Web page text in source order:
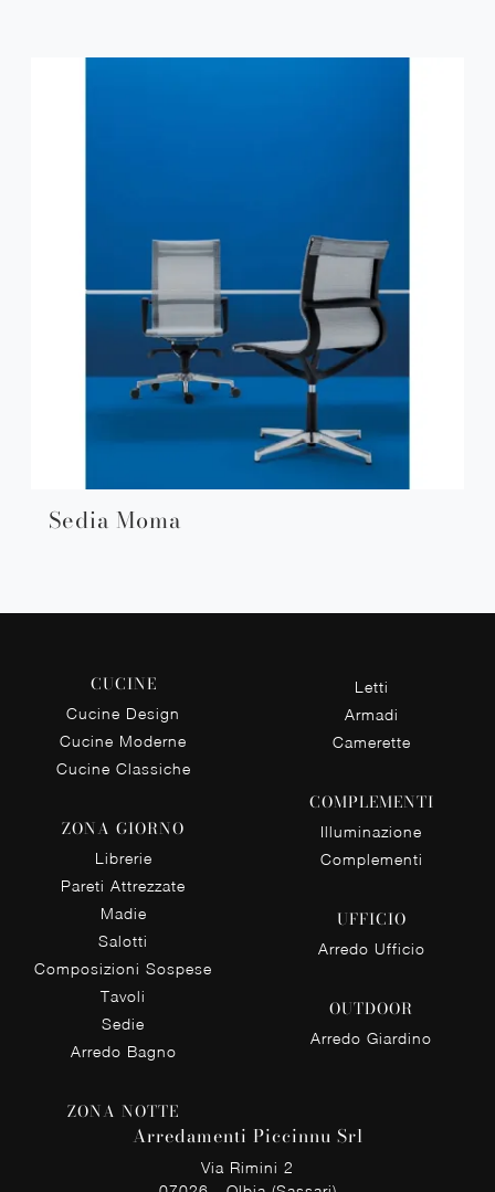
Sedia Moma
CUCINE
Cucine Design
Cucine Moderne
Cucine Classiche
ZONA GIORNO
Librerie
Pareti Attrezzate
Madie
Salotti
Composizioni Sospese
Tavoli
Sedie
Arredo Bagno
ZONA NOTTE
Letti
Armadi
Camerette
COMPLEMENTI
Illuminazione
Complementi
UFFICIO
Arredo Ufficio
OUTDOOR
Arredo Giardino
Arredamenti Piccinnu Srl
Via Rimini 2